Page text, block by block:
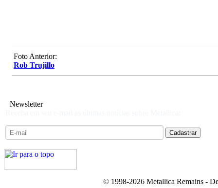
Foto Anterior:
Rob Trujillo
Newsletter
© 1998-2026 Metallica Remains -